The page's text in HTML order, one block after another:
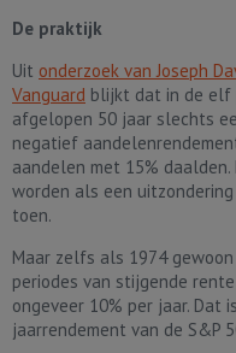
De praktijk
Uit onderzoek van Joseph
Vanguard blijkt dat in de elf
afgelopen 50 jaar slechts
negatief
aandelen met 15%
worden als een
toen.
Maar zelfs als 1974
periodes van stijgende
ongeveer 10% per jaar. Dat
jaarrendement van de S&P